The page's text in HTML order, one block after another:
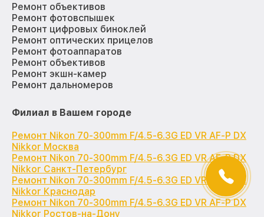
Ремонт объективов
Ремонт фотовспышек
Ремонт цифровых биноклей
Ремонт оптических прицелов
Ремонт фотоаппаратов
Ремонт объективов
Ремонт экшн-камер
Ремонт дальномеров
Филиал в Вашем городе
Ремонт Nikon 70-300mm F/4.5-6.3G ED VR AF-P DX
Nikkor Москва
Ремонт Nikon 70-300mm F/4.5-6.3G ED VR AF-P DX
Nikkor Санкт-Петербург
Ремонт Nikon 70-300mm F/4.5-6.3G ED VR AF-P DX
Nikkor Краснодар
Ремонт Nikon 70-300mm F/4.5-6.3G ED VR AF-P DX
Nikkor Ростов-на-Дону